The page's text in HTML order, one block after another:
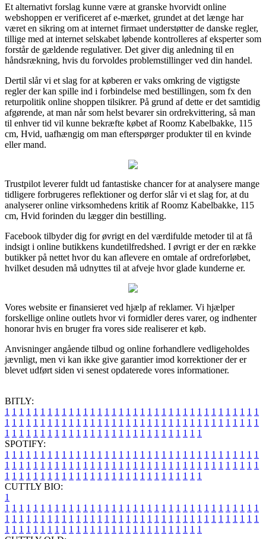
Et alternativt forslag kunne være at granske hvorvidt online
webshoppen er verificeret af e-mærket, grundet at det længe har
været en sikring om at internet firmaet understøtter de danske regler,
tillige med at internet selskabet løbende kontrolleres af eksperter som
forstår de gældende regulativer. Det giver dig anledning til en
håndsrækning, hvis du forvoldes problemstillinger ved din handel.
Dertil slår vi et slag for at køberen er vaks omkring de vigtigste
regler der kan spille ind i forbindelse med bestillingen, som fx den
returpolitik online shoppen tilsikrer. På grund af dette er det samtidig
afgørende, at man når som helst bevarer sin ordrekvittering, så man
til enhver tid vil kunne bekræfte købet af Roomz Kabelbakke, 115
cm, Hvid, uafhængig om man efterspørger produkter til en kvinde
eller mand.
Trustpilot leverer fuldt ud fantastiske chancer for at analysere mange
tidligere forbrugeres reflektioner og derfor slår vi et slag for, at du
analyserer online virksomhedens kritik af Roomz Kabelbakke, 115
cm, Hvid forinden du lægger din bestilling.
Facebook tilbyder dig for øvrigt en del værdifulde metoder til at få
indsigt i online butikkens kundetilfredshed. I øvrigt er der en række
butikker på nettet hvor du kan aflevere en omtale af ordreforløbet,
hvilket desuden må udnyttes til at afveje hvor glade kunderne er.
Vores website er finansieret ved hjælp af reklamer. Vi hjælper
forskellige online outlets hvor vi formidler deres varer, og indhenter
honorar hvis en bruger fra vores side realiserer et køb.
Anvisninger angående tilbud og online forhandlere vedligeholdes
jævnligt, men vi kan ikke give garantier imod korrektioner der er
blevet udført siden vi senest opdaterede vores informationer.
BITLY:
1 1 1 1 1 1 1 1 1 1 1 1 1 1 1 1 1 1 1 1 1 1 1 1 1 1 1 1 1 1 1 1 1 1 1 1
1 1 1 1 1 1 1 1 1 1 1 1 1 1 1 1 1 1 1 1 1 1 1 1 1 1 1 1 1 1 1 1 1 1 1 1
1 1 1 1 1 1 1 1 1 1 1 1 1 1 1 1 1 1 1 1 1 1 1 1 1 1 1 1
SPOTIFY:
1 1 1 1 1 1 1 1 1 1 1 1 1 1 1 1 1 1 1 1 1 1 1 1 1 1 1 1 1 1 1 1 1 1 1 1
1 1 1 1 1 1 1 1 1 1 1 1 1 1 1 1 1 1 1 1 1 1 1 1 1 1 1 1 1 1 1 1 1 1 1 1
1 1 1 1 1 1 1 1 1 1 1 1 1 1 1 1 1 1 1 1 1 1 1 1 1 1 1 1
CUTTLY BIO:
1
1 1 1 1 1 1 1 1 1 1 1 1 1 1 1 1 1 1 1 1 1 1 1 1 1 1 1 1 1 1 1 1 1 1 1 1
1 1 1 1 1 1 1 1 1 1 1 1 1 1 1 1 1 1 1 1 1 1 1 1 1 1 1 1 1 1 1 1 1 1 1 1
1 1 1 1 1 1 1 1 1 1 1 1 1 1 1 1 1 1 1 1 1 1 1 1 1 1 1 1